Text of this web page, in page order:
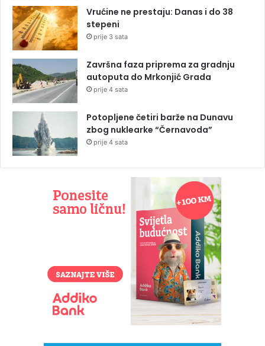
Vrućine ne prestaju: Danas i do 38
stepeni
prije 3 sata
Završna faza priprema za gradnju
autoputa do Mrkonjić Grada
prije 4 sata
Potopljene četiri barže na Dunavu
zbog nuklearke “Černavoda”
prije 4 sata